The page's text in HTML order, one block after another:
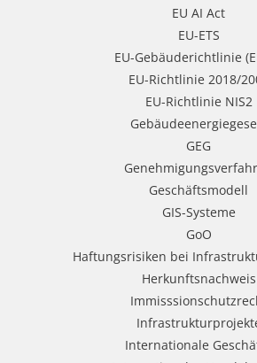
EU AI Act
EU-ETS
EU-Gebäuderichtlinie
EU-Richtlinie 2018/
EU-Richtlinie NIS2
GEG
Geschäftsmodell
GIS-Systeme
GoO
Haftungsrisiken bei
Herkunftsnachweis
Internationale